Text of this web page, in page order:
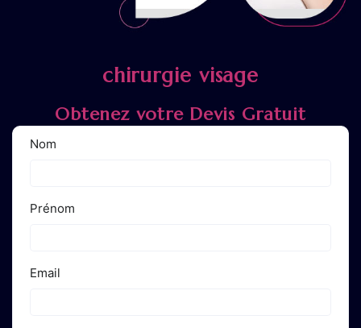
chirurgie visage
Obtenez votre Devis Gratuit